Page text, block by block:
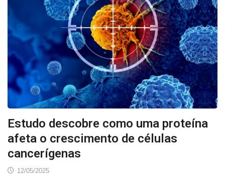
Estudo descobre como uma proteína
afeta o crescimento de células
cancerígenas
12/05/2025